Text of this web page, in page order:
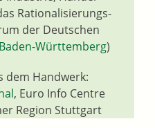
Rationalisierungs-
der Deutschen
Württemberg)
dem Handwerk:
, Euro Info Centre
Region Stuttgart